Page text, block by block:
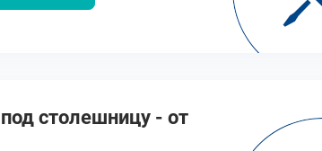
столешницу - от